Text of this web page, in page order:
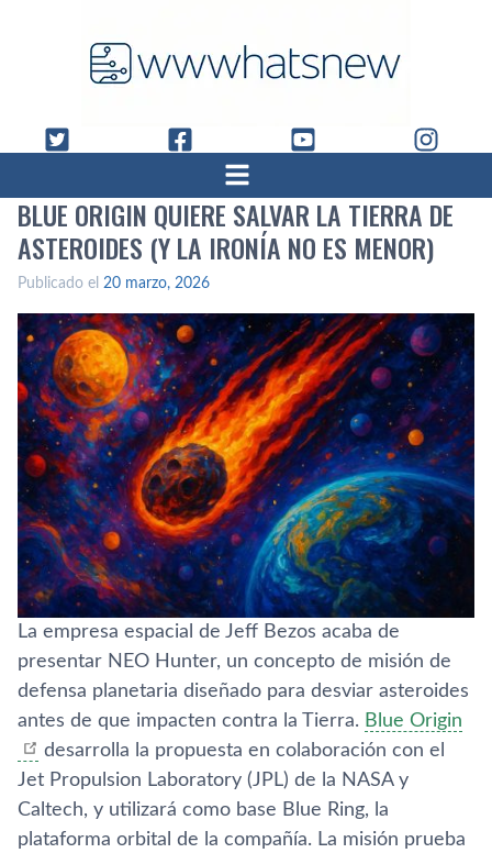
BLUE ORIGIN QUIERE SALVAR LA TIERRA DE
ASTEROIDES (Y LA IRONÍA NO ES MENOR)
Publicado el 20 marzo, 2026
La empresa espacial de Jeff Bezos acaba de
presentar NEO Hunter, un concepto de misión de
defensa planetaria diseñado para desviar asteroides
antes de que impacten contra la Tierra. Blue Origin
desarrolla la propuesta en colaboración con el
Jet Propulsion Laboratory (JPL) de la NASA y
Caltech, y utilizará como base Blue Ring, la
plataforma orbital de la compañía. La misión prueba